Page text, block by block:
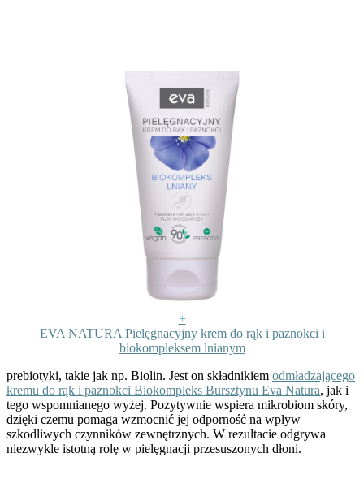
+
EVA NATURA Pielęgnacyjny krem do rąk i paznokci i
biokompleksem lnianym
prebiotyki, takie jak np. Biolin. Jest on składnikiem odmładzającego
kremu do rąk i paznokci Biokompleks Bursztynu Eva Natura, jak i
tego wspomnianego wyżej. Pozytywnie wspiera mikrobiom skóry,
dzięki czemu pomaga wzmocnić jej odporność na wpływ
szkodliwych czynników zewnętrznych. W rezultacie odgrywa
niezwykle istotną rolę w pielęgnacji przesuszonych dłoni.